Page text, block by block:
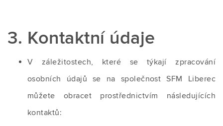
3. Kontaktní údaje
V záležitostech, které se týkají zpracování
osobních údajů se na společnost SFM Liberec
můžete obracet prostřednictvím následujících
kontaktů: